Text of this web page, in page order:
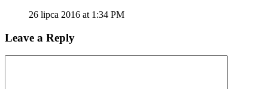
26 lipca 2016 at 1:34 PM
Leave a Reply